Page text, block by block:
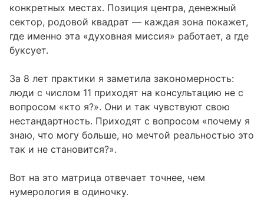
конкретных местах. Позиция центра, денежный
сектор, родовой квадрат — каждая зона покажет,
где именно эта «духовная миссия» работает, а где
буксует.
За 8 лет практики я заметила закономерность:
люди с числом 11 приходят на консультацию не с
вопросом «кто я?». Они и так чувствуют свою
нестандартность. Приходят с вопросом «почему я
знаю, что могу больше, но мечтой реальностью это
так и не становится?».
Вот на это матрица отвечает точнее, чем
нумерология в одиночку.